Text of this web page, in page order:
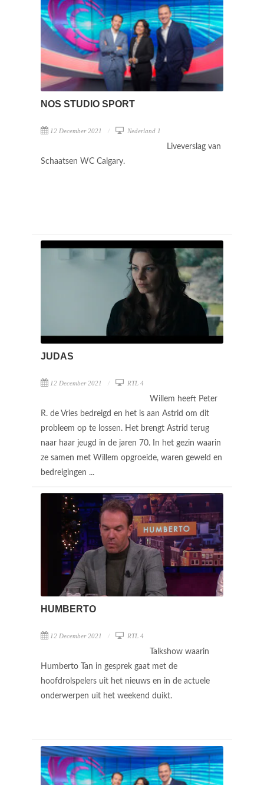
NOS STUDIO SPORT
12 December 2021 Nederland 1
Liveverslag van
Schaatsen WC Calgary.
JUDAS
12 December 2021 RTL 4
Willem heeft Peter
R. de Vries bedreigd en het is aan Astrid om dit
probleem op te lossen. Het brengt Astrid terug
naar haar jeugd in de jaren 70. In het gezin waarin
ze samen met Willem opgroeide, waren geweld en
bedreigingen ...
HUMBERTO
12 December 2021 RTL 4
Talkshow waarin
Humberto Tan in gesprek gaat met de
hoofdrolspelers uit het nieuws en in de actuele
onderwerpen uit het weekend duikt.